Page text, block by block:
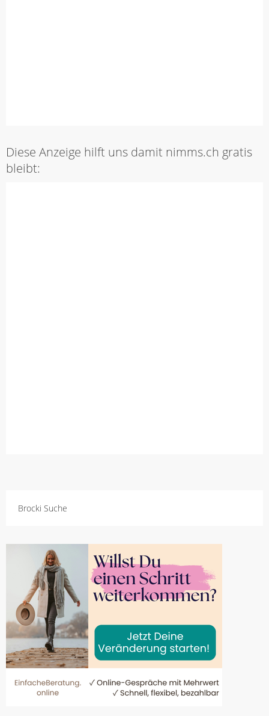
Diese Anzeige hilft uns damit nimms.ch gratis
bleibt:
Brocki Suche